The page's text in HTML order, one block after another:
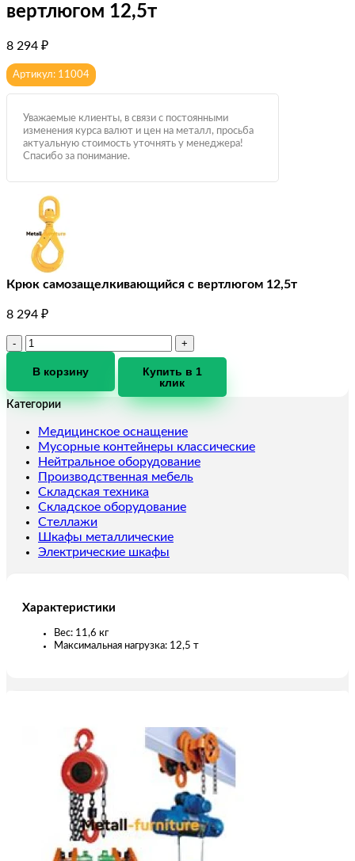
вертлюгом 12,5т
8 294 ₽
Артикул: 11004
Уважаемые клиенты, в связи с постоянными
изменения курса валют и цен на металл, просьба
актуальную стоимость уточнять у менеджера!
Спасибо за понимание.
Крюк самозащелкивающийся с вертлюгом 12,5т
8 294 ₽
Количество
Крюк
самозащелкивающийся
с
12,5т
В корзину
Купить в 1
клик
Категории
Медицинское оснащение
Мусорные контейнеры классические
Нейтральное оборудование
Производственная мебель
Складская техника
Складское оборудование
Стеллажи
Шкафы металлические
Электрические шкафы
Характеристики
Вес: 11,6 кг
Максимальная нагрузка: 12,5 т